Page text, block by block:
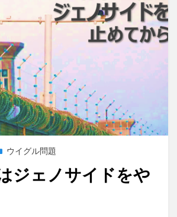
ウイグル問題
ジェノサイドをや